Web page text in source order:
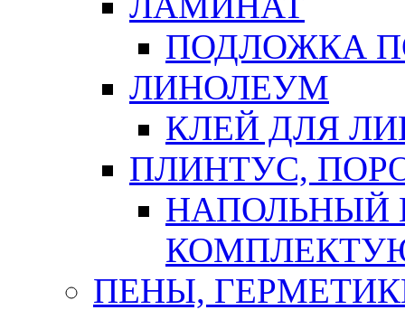
ПОДЛОЖКА
ЛИНОЛЕУМ
КЛЕЙ ДЛЯ
ПЛИНТУС,
НАПОЛЬНЫЙ
ПЕНЫ,